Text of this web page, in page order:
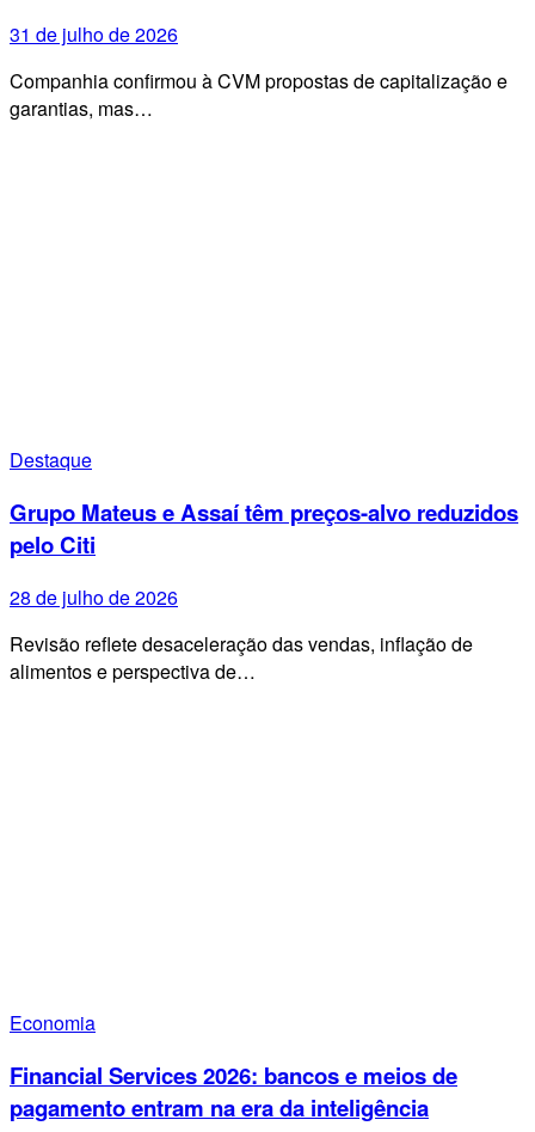
31 de julho de 2026
Companhia confirmou à CVM propostas de capitalização e
garantias, mas…
Destaque
Grupo Mateus e Assaí têm preços-alvo reduzidos
pelo Citi
28 de julho de 2026
Revisão reflete desaceleração das vendas, inflação de
alimentos e perspectiva de…
Economia
Financial Services 2026: bancos e meios de
pagamento entram na era da inteligência